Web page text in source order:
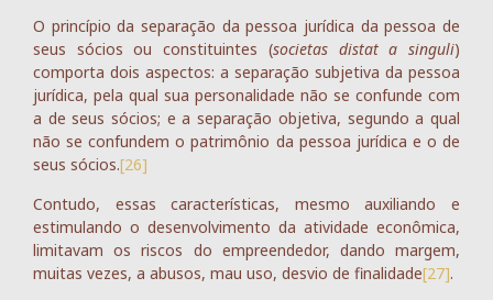
O princípio da separação da pessoa jurídica da pessoa de
seus sócios ou constituintes (societas distat a singuli)
comporta dois aspectos: a separação subjetiva da pessoa
jurídica, pela qual sua personalidade não se confunde com
a de seus sócios; e a separação objetiva, segundo a qual
não se confundem o patrimônio da pessoa jurídica e o de
seus sócios.[26]
Contudo, essas características, mesmo auxiliando e
estimulando o desenvolvimento da atividade econômica,
limitavam os riscos do empreendedor, dando margem,
muitas vezes, a abusos, mau uso, desvio de finalidade[27].